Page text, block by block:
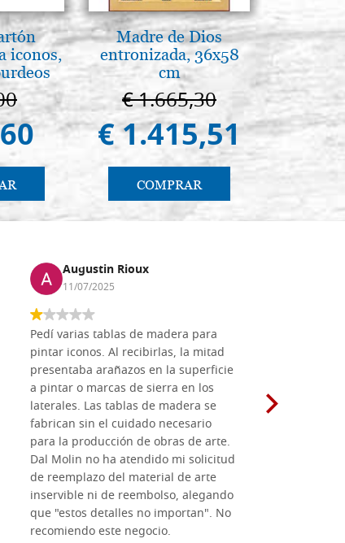
iconos,
Madre de Dios
entronizada, 36x58
cm
€ 1.665,30
€ 1.415,51
COMPRAR
Luce
€
€
Augustin Rioux
11/07/2025
Pedí varias tablas de madera para
pintar iconos. Al recibirlas, la mitad
presentaba arañazos en la superficie
a pintar o marcas de sierra en los
laterales. Las tablas de madera se
fabrican sin el cuidado necesario
para la producción de obras de arte.
Dal Molin no ha atendido mi solicitud
de reemplazo del material de arte
inservible ni de reembolso, alegando
que "estos detalles no importan". No
recomiendo este negocio.